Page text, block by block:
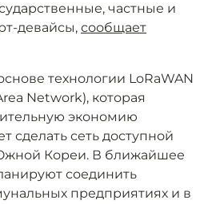
частные и
девайсы, сообщает
технологии LoRaWAN
Network), которая
экономию
сделать сеть доступной
Кореи. В ближайшее
соединить
предприятиях и в